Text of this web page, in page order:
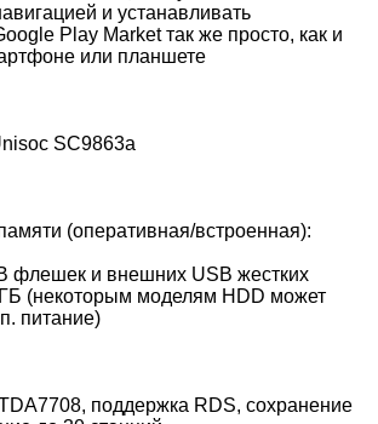
и устанавливать
Play Market так же просто, как и
или планшете
SC9863a
(оперативная/встроенная):
флешек и внешних USB жестких
(некоторым моделям HDD может
питание)
поддержка RDS, сохранение